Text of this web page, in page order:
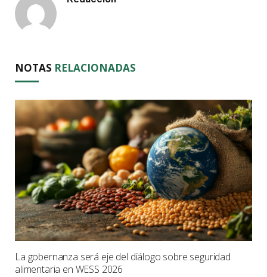
NOTAS RELACIONADAS
La gobernanza será eje del diálogo sobre seguridad
alimentaria en WESS 2026